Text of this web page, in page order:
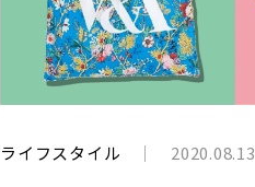
ライフスタイル 2020.08.13